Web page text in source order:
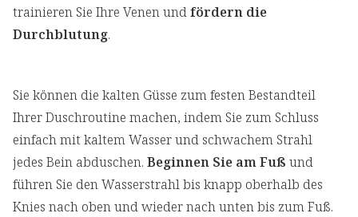
trainieren Sie Ihre Venen undfördern die
Durchblutung.
Sie können die kalten Güsse zum festen Bestandteil
Ihrer Duschroutine machen, indem Sie zum Schluss
einfach mit kaltem Wasser und schwachem Strahl
jedes Bein abduschen. Beginnen Sie am Fuß und
führen Sie den Wasserstrahl bis knapp oberhalb des
Knies nach oben und wieder nach unten bis zum Fuß.